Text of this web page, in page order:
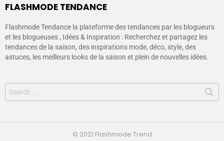
FLASHMODE TENDANCE
Flashmode Tendance la plateforme des tendances par les blogueurs
et les blogueuses , Idées & Inspiration : Recherchez et partagez les
tendances de la saison, des inspirations mode, déco, style, des
astuces, les meilleurs looks de la saison et plein de nouvelles idées.
© 2021 Flashmode Trend